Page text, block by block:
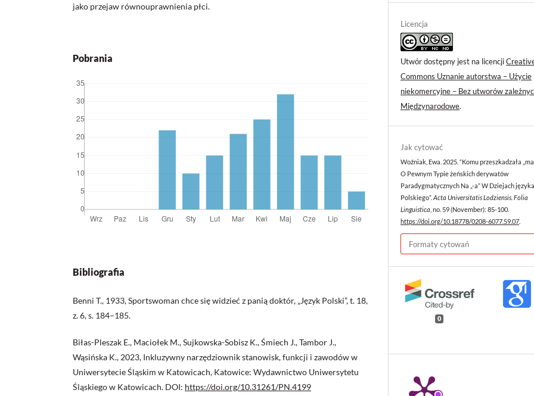
jako przejaw równouprawnienia płci.
Pobrania
Bibliografia
Benni T., 1933, Sportswoman chce się widzieć z panią doktór, „Język Polski”, t. 18,
z. 6, s. 184–185.
Biłas-Pleszak E., Maciołek M., Sujkowska-Sobisz K., Śmiech J., Tambor J.,
Wąsińska K., 2023, Inkluzywny narzędziownik stanowisk, funkcji i zawodów w
Uniwersytecie Śląskim w Katowicach, Katowice: Wydawnictwo Uniwersytetu
Śląskiego w Katowicach. DOI: https://doi.org/10.31261/PN.4199
Licencja
Utwór dostępny jest na licencji
Commons Uznanie autorstwa – Użycie
niekomercyjne – Bez utworów
Międzynarodowe.
Jak cytować
Woźniak, Ewa. 2025. “Komu przeszkadzała
O Pewnym Typie żeńskich derywatów
Paradygmatycznych Na „-a” W Dziejach języka
Polskiego”. Acta Universitatis Lodziensis. Folia
Linguistica , no. 59 (November): 85-100.
https://doi.org/10.18778/0208-6077.59.07
Formaty cytowań
0